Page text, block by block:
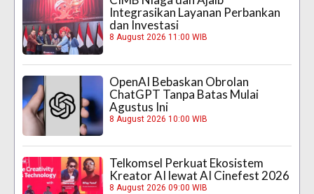
Integrasikan Layanan Perbankan
dan Investasi
8 August 2026 11:00 WIB
OpenAI Bebaskan Obrolan
ChatGPT Tanpa Batas Mulai
Agustus Ini
8 August 2026 10:00 WIB
Telkomsel Perkuat Ekosistem
Kreator AI lewat AI Cinefest 2026
8 August 2026 09:00 WIB